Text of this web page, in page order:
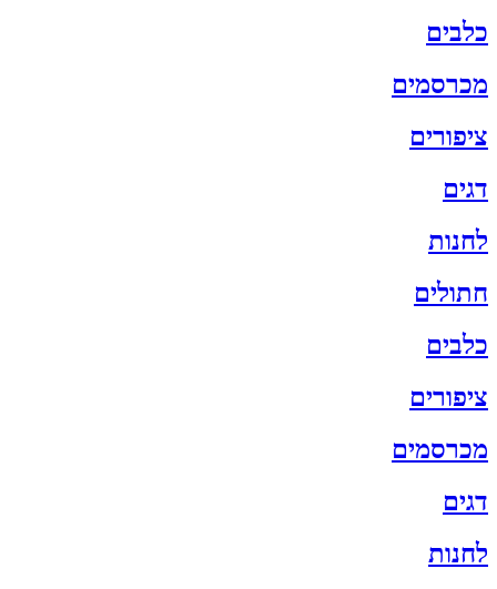
כלבים
מכרסמים
ציפורים
דגים
לחנות
חתולים
כלבים
ציפורים
מכרסמים
דגים
לחנות